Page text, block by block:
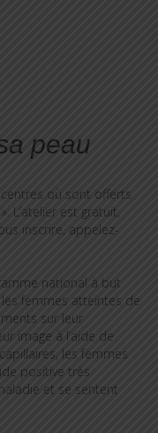
peau
centres où sont offerts
L’atelier est gratuit,
inscrire, appelez-
national à but
femmes atteintes de
sur leur
image à l’aide de
les femmes
positive très
et se sentent